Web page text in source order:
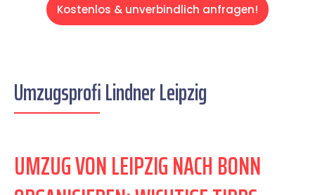
Kostenlos & unverbindlich anfragen!
Umzugsprofi Lindner Leipzig
UMZUG VON LEIPZIG NACH BONN